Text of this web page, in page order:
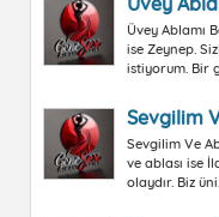
Üvey Ablamı
ise Zeynep.
istiyorum. Bir
Sevgilim
Sevgilim Ve
ve ablası ise
olaydır. Biz